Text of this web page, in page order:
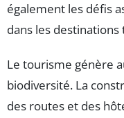
également les défis
dans les
Le tourisme génère
biodiversité. La
des routes et des